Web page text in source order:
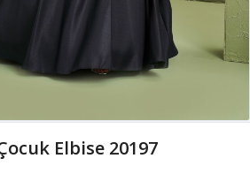
Elbise 20197